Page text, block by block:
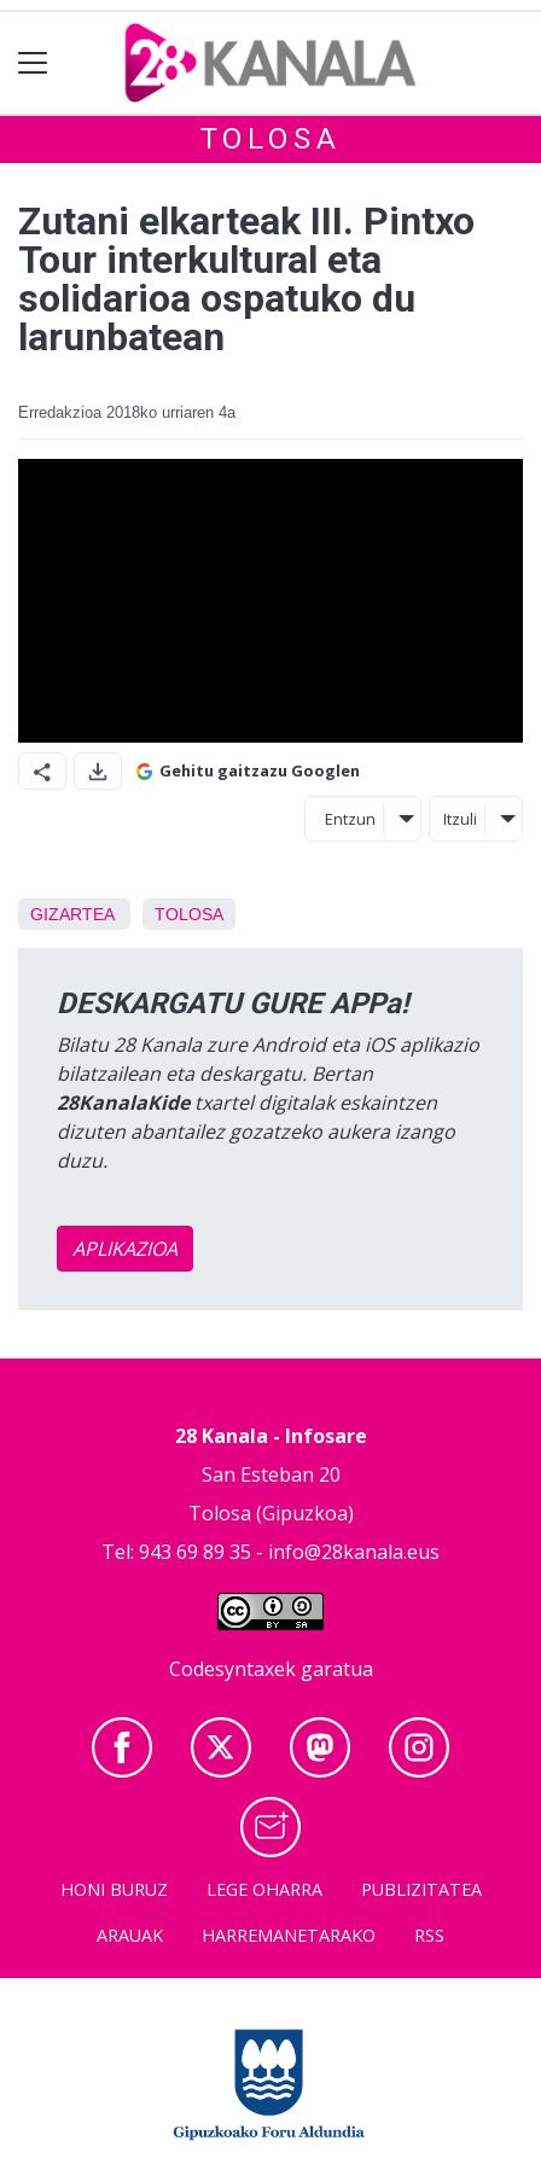
TOLOSA
Zutani elkarteak III. Pintxo
Tour interkultural eta
solidarioa ospatuko du
larunbatean
Erredakzioa 2018ko urriaren 4a
Gehitu gaitzazu Googlen
Entzun Itzuli
GIZARTEA TOLOSA
DESKARGATU GURE APPa!
Bilatu 28 Kanala zure Android eta iOS aplikazio
bilatzailean eta deskargatu. Bertan
28KanalaKidetxartel digitalak eskaintzen
dizuten abantailez gozatzeko aukera izango
duzu.
APLIKAZIOA
28 Kanala - Infosare
San Esteban 20
Tolosa (Gipuzkoa)
Tel: 943 69 89 35 - info@28kanala.eus
Codesyntaxek garatua
HONI BURUZ LEGE OHARRA
PUBLIZITATEA
ARAUAK
HARREMANETARAKO RSS